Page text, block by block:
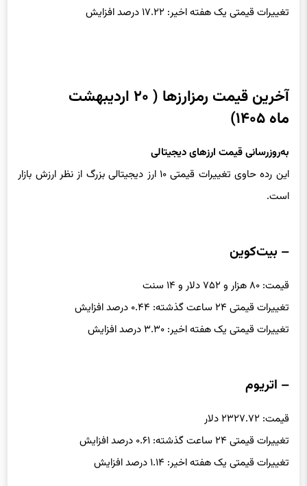
تغییرات قیمتی یک هفته اخیر: ۱۷.۲۲ درصد افزایش
آخرین قیمت رمزارزها ( ۲۰ اردیبهشت
ماه ۱۴۰۵)
به‌روزرسانی قیمت ارزهای دیجیتالی
این رده حاوی تغییرات قیمتی ۱۰ ارز دیجیتالی بزرگ از نظر ارزش بازار
است.
– بیت‌کوین
قیمت: ۸۰ هزار و ۷۵۲ دلار و ۱۴ سنت
تغییرات قیمتی ۲۴ ساعت گذشته: ۰.۴۴ درصد افزایش
تغییرات قیمتی یک هفته اخیر: ۳.۳۰ درصد افزایش
– اتریوم
قیمت: ۲۳۲۷.۷۲ دلار
تغییرات قیمتی ۲۴ ساعت گذشته: ۰.۶۱ درصد افزایش
تغییرات قیمتی یک هفته اخیر: ۱.۱۴ درصد افزایش